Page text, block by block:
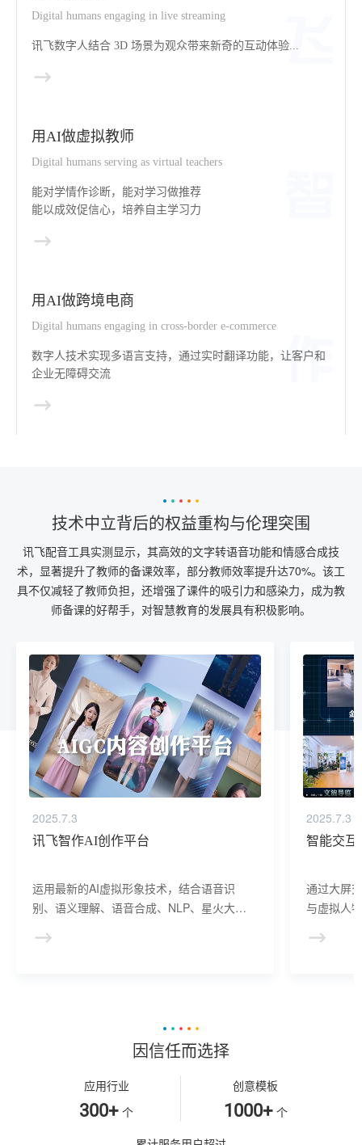
Digital humans engaging in live streaming
讯飞数字人结合 3D 场景为观众带来新奇的互动体验...
用AI做虚拟教师
Digital humans serving as virtual teachers
能对学情作诊断，能对学习做推荐
能以成效促信心，培养自主学习力
用AI做跨境电商
Digital humans engaging in cross-border e-commerce
数字人技术实现多语言支持，通过实时翻译功能，让客户和
企业无障碍交流
技术中立背后的权益重构与伦理突围
讯飞配音工具实测显示，其高效的文字转语音功能和情感合成技
术，显著提升了教师的备课效率，部分教师效率提升达70%。该工
具不仅减轻了教师负担，还增强了课件的吸引力和感染力，成为教
师备课的好帮手，对智慧教育的发展具有积极影响。
2025.7.3
讯飞智作AI创作平台
运用最新的AI虚拟形象技术，结合语音识
别、语义理解、语音合成、NLP、星火大模
建、AI驱动、多模态交互的多场景虚拟人产
2025.7.3
智能交互
通过大屏
与虚拟人
景，可广
因信任而选择
应用行业
300+ 个
创意模板
1000+ 个